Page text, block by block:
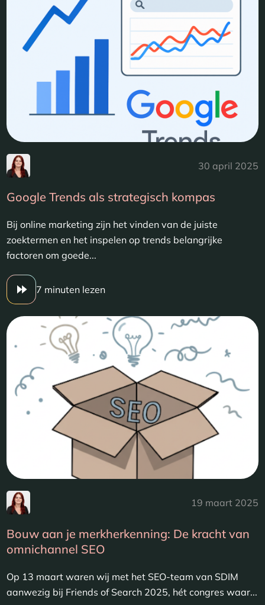
30 april 2025
Google Trends als strategisch kompas
Bij online marketing zijn het vinden van de juiste
zoektermen en het inspelen op trends belangrijke
factoren om goede...
7 minuten lezen
19 maart 2025
Bouw aan je merkherkenning: De kracht van
omnichannel SEO
Op 13 maart waren wij met het SEO-team van SDIM
aanwezig bij Friends of Search 2025, hét congres waar...